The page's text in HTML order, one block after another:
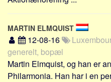
MARTIN ELMQUIST
12-08-16
generelt, bopæl
Martin Elmquist, og han er
Philarmonia. Han har i en